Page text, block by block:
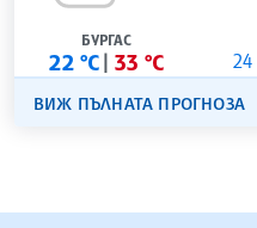
БУРГАС
22 °C 33 °C 24
ВИЖ ПЪЛНАТА ПРОГНОЗА